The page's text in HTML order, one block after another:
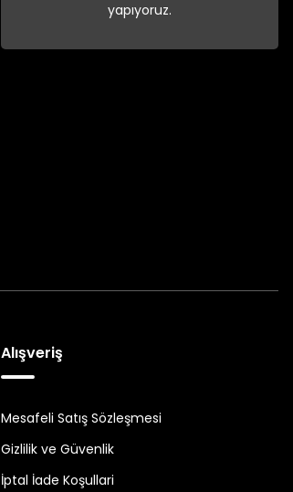
yapıyoruz.
Alışveriş
Mesafeli Satış Sözleşmesi
Gizlilik ve Güvenlik
İptal İade Koşullari